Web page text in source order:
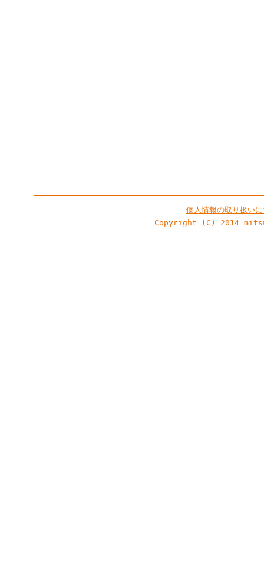
個人情報の取り扱い
Copyright (C) 2014